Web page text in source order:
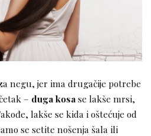
negu, jer ima drugačije potrebe
– duga kosase lakše mrsi,
lakše se kida i oštećuje od
se setite nošenja šala ili